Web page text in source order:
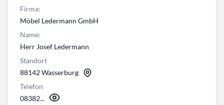
Firma:
Möbel Ledermann GmbH
Name:
Herr Josef Ledermann
Standort
88142 Wasserburg
Telefon
08382...